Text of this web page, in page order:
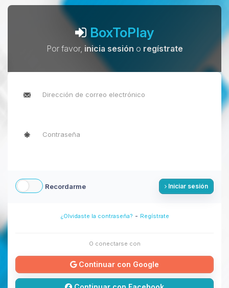
BoxToPlay
Por favor, inicia sesión o regístrate
Recordarme Iniciar sesión
¿Olvidaste la contraseña? - Regístrate
O conectarse con
Continuar con Google